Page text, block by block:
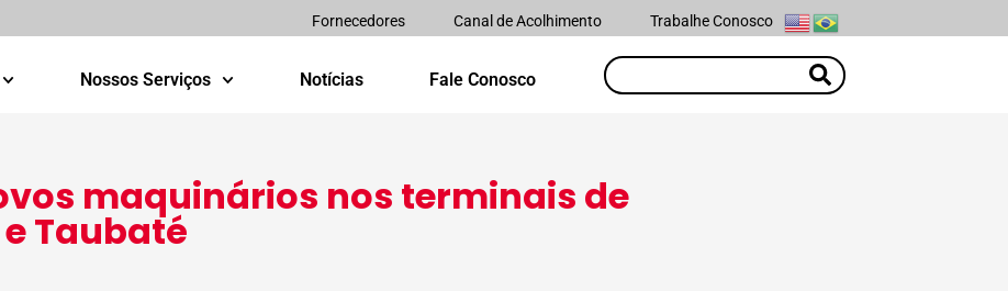
Fornecedores Canal de Acolhimento Trabalhe Conosco
Nossos Serviços Notícias Fale Conosco
maquinários nos terminais de
Taubaté